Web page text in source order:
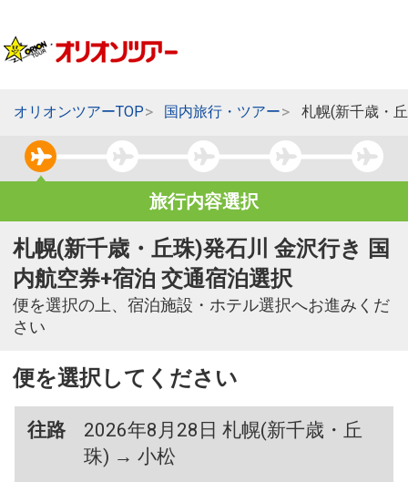
オリオンツアーTOP 国内旅行・ツアー 札幌(新千歳・
旅行内容選択
札幌(新千歳・丘珠)発石川 金沢行き 国
内航空券+宿泊 交通宿泊選択
便を選択の上、宿泊施設・ホテル選択へお進みくだ
さい
便を選択してください
往路
2026年8月28日 札幌(新千歳・丘
珠) → 小松